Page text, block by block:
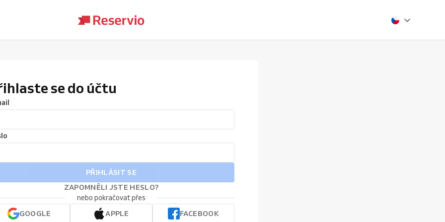
se do účtu
PŘIHLÁSIT SE
ZAPOMNĚLI JSTE HESLO?
nebo pokračovat přes
GOOGLE
APPLE FACEBOOK